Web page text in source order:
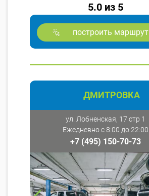
5.0 из 5
построить маршрут
ДМИТРОВКА
ул. Лобненская, 17 стр 1
Ежедневно с 8:00 до 22:00
+7 (495) 150-70-73